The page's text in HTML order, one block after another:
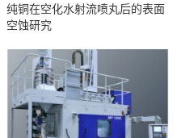
纯铜在空化水射流喷丸后的表面
空蚀研究